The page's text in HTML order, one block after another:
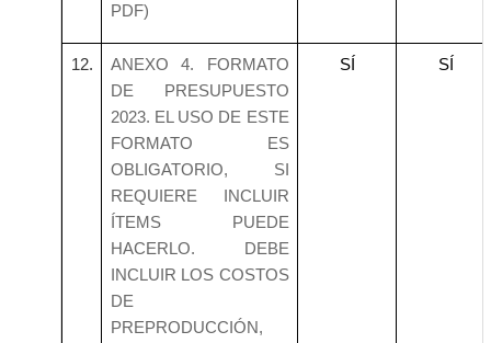
PDF)
12.
ANEXO 4. FORMATO
DE PRESUPUESTO
2023. EL USO DE ESTE
FORMATO ES
OBLIGATORIO, SI
REQUIERE INCLUIR
ÍTEMS PUEDE
HACERLO. DEBE
INCLUIR LOS COSTOS
DE
PREPRODUCCIÓN,
SÍ SÍ